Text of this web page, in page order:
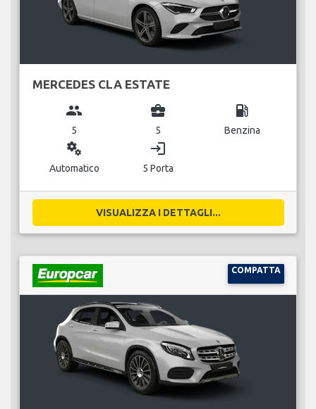
MERCEDES CLA ESTATE
group
5
business_center
5
local_gas_station
Benzina
miscellaneous_services
Automatico
login
5 Porta
VISUALIZZA I DETTAGLI...
COMPATTA